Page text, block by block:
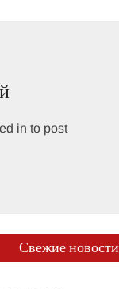
in to post
Свежие новости